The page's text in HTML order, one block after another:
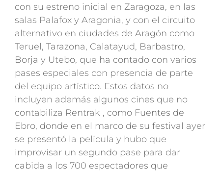
con su estreno inicial en Zaragoza, en las
salas Palafox y Aragonia, y con el circuito
alternativo en ciudades de Aragón como
Teruel, Tarazona, Calatayud, Barbastro,
Borja y Utebo, que ha contado con varios
pases especiales con presencia de parte
del equipo artístico. Estos datos no
incluyen además algunos cines que no
contabiliza Rentrak , como Fuentes de
Ebro, donde en el marco de su festival ayer
se presentó la película y hubo que
improvisar un segundo pase para dar
cabida a los 700 espectadores que